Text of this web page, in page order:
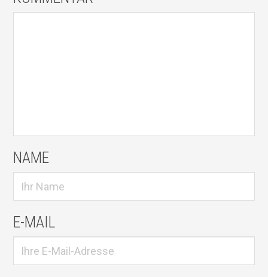
NAME
E-MAIL